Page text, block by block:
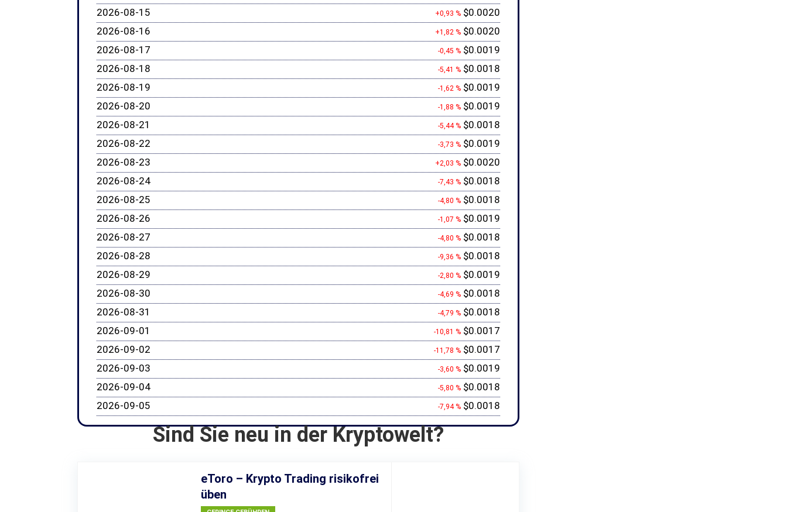
2026-08-15
+0,93 % $0.0020
2026-08-16
+1,82 % $0.0020
2026-08-17
-0,45 % $0.0019
2026-08-18
-5,41 % $0.0018
2026-08-19
-1,62 % $0.0019
2026-08-20
-1,88 % $0.0019
2026-08-21
-5,44 % $0.0018
2026-08-22
-3,73 % $0.0019
2026-08-23
+2,03 % $0.0020
2026-08-24
-7,43 % $0.0018
2026-08-25
-4,80 % $0.0018
2026-08-26
-1,07 % $0.0019
2026-08-27
-4,80 % $0.0018
2026-08-28
-9,36 % $0.0018
2026-08-29
-2,80 % $0.0019
2026-08-30
-4,69 % $0.0018
2026-08-31
-4,79 % $0.0018
2026-09-01
-10,81 % $0.0017
2026-09-02
-11,78 % $0.0017
2026-09-03
-3,60 % $0.0019
2026-09-04
-5,80 % $0.0018
2026-09-05
-7,94 % $0.0018
Sind Sie neu in der Kryptowelt?
eToro – Krypto Trading risikofrei
üben